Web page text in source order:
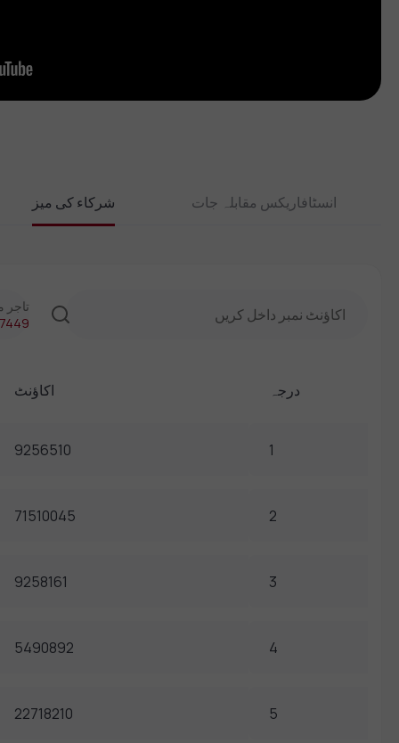
انسٹافاریکس مقابلہ جات شرکاء کی میز
تاجر
7449
درجہ اکاؤنٹ
1
9256510
2
71510045
3
9258161
4
5490892
5
22718210